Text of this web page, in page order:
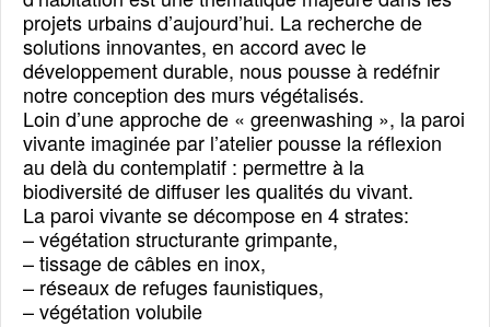
projets urbains d’aujourd’hui. La recherche de
solutions innovantes, en accord avec le
développement durable, nous pousse à redéfnir
notre conception des murs végétalisés.
Loin d’une approche de « greenwashing », la paroi
vivante imaginée par l’atelier pousse la réflexion
au delà du contemplatif : permettre à la
biodiversité de diffuser les qualités du vivant.
La paroi vivante se décompose en 4 strates:
– végétation structurante grimpante,
– tissage de câbles en inox,
– réseaux de refuges faunistiques,
– végétation volubile